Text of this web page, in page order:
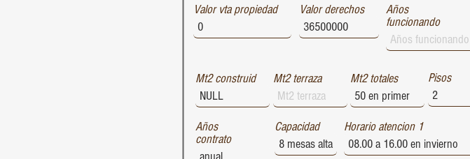
Valor vta propiedad Valor derechos
Años
funcionando
Mt2 construid Mt2 terraza Mt2 totales Pisos
Años
contrato
Capacidad Horario atencion 1
1729
1727